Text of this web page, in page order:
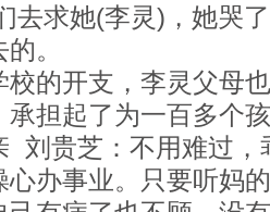
求她(李灵)，她哭了
。
开支，李灵父母也
承担起了为一百多个
贵芝：不用难过，
心办事业。只要听妈